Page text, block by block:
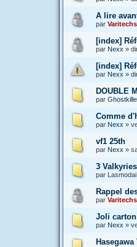
A lire
par Varitechs
[index]
par Nexx »
[index]
par Nexx »
DOUBLE
par
Comme
par Nexx »
vf1 25th
par Nexx »
3
par Lasmodai
Rappel
par Varitechs
Joli
par Nexx »